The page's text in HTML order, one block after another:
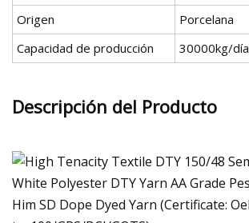
Origen
Porcelana
Capacidad de producción
30000kg/día
Descripción del Producto